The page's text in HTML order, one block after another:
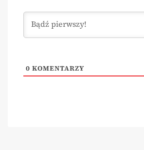
0 KOMENTARZY